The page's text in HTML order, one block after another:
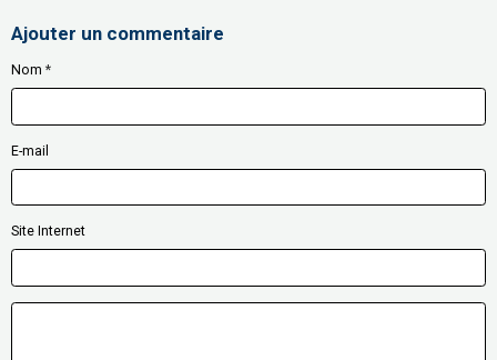
Ajouter un commentaire
Nom
E-mail
Site Internet